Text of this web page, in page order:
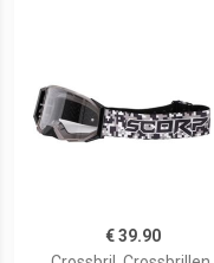
€ 39.90